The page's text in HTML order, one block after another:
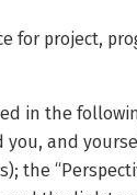
for project,
in the
and
the